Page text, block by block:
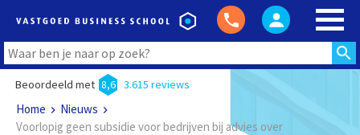
Beoordeeld met 8,6 3.615 reviews
Home
Nieuws
Voorlopig geen subsidie voor bedrijven bij advies over